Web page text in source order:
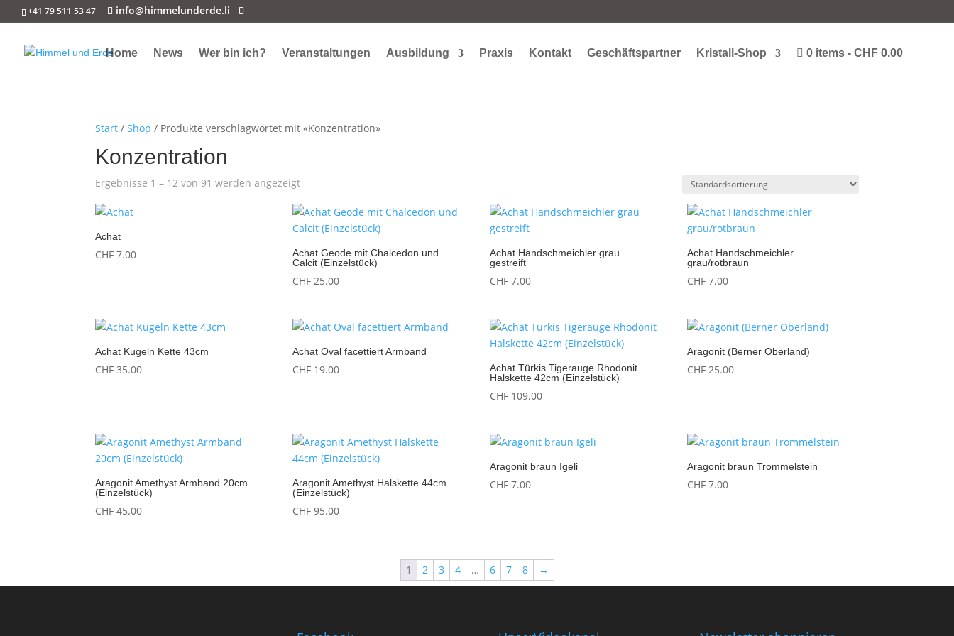
+41 79 511 53 47 info@himmelunderde.li
Home News Wer bin ich? Veranstaltungen Ausbildung Praxis Kontakt Geschäftspartner Kristall-Shop 0 items CHF 0.00
Start /Shop / Produkte verschlagwortet mit «Konzentration»
Konzentration
Ergebnisse 1 – 12 von 91 werden angezeigt
Achat
CHF 7.00
Achat Geode mit Chalcedon und
Calcit (Einzelstück)
CHF 25.00
Achat Handschmeichler grau
gestreift
CHF 7.00
Achat Handschmeichler
grau/rotbraun
CHF 7.00
Achat Kugeln Kette 43cm
CHF 35.00
Achat Oval facettiert Armband
CHF 19.00
Achat Türkis Tigerauge Rhodonit
Halskette 42cm (Einzelstück)
CHF 109.00
Aragonit (Berner Oberland)
CHF 25.00
Aragonit Amethyst Armband 20cm
(Einzelstück)
CHF 45.00
Aragonit Amethyst Halskette 44cm
(Einzelstück)
CHF 95.00
Aragonit braun Igeli
CHF 7.00
Aragonit braun Trommelstein
CHF 7.00
1 2 3 4 … 6 7 8 →